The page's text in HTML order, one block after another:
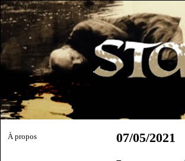
À propos
07/05/2021